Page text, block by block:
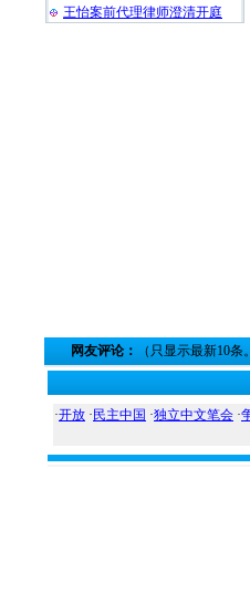
王怡案前代理律师澄清开庭
网友评论： （只显示最新10
·开放 · 民主中国 ·独立中文笔会 ·